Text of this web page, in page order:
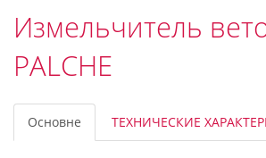
Измельчитель
PALCHE
Основне ТЕХНИЧЕСКИЕ